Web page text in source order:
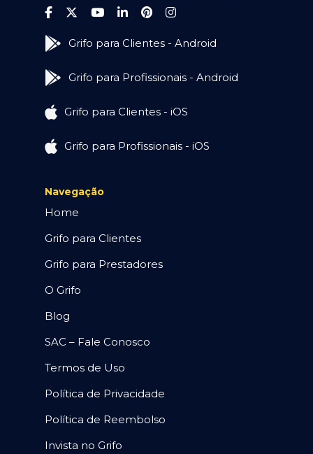
Grifo para Clientes - Android
Grifo para Profissionais - Android
Grifo para Clientes - iOS
Grifo para Profissionais - iOS
Navegação
Home
Grifo para Clientes
Grifo para Prestadores
O Grifo
Blog
SAC – Fale Conosco
Termos de Uso
Política de Privacidade
Política de Reembolso
Invista no Grifo